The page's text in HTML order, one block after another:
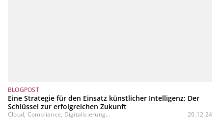
BLOGPOST
Eine Strategie für den Einsatz künstlicher Intelligenz: Der
Schlüssel zur erfolgreichen Zukunft
Cloud, Compliance, Digitalisierung... 20.12.24